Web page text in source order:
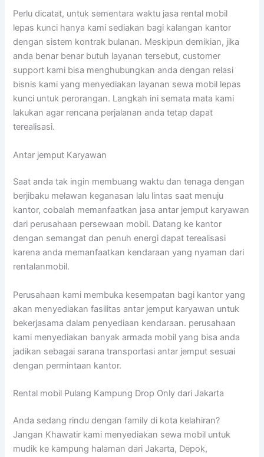
Perlu dicatat, untuk sementara waktu jasa rental mobil
lepas kunci hanya kami sediakan bagi kalangan kantor
dengan sistem kontrak bulanan. Meskipun demikian, jika
anda benar benar butuh layanan tersebut, customer
support kami bisa menghubungkan anda dengan relasi
bisnis kami yang menyediakan layanan sewa mobil lepas
kunci untuk perorangan. Langkah ini semata mata kami
lakukan agar rencana perjalanan anda tetap dapat
terealisasi.
Antar jemput Karyawan
Saat anda tak ingin membuang waktu dan tenaga dengan
berjibaku melawan keganasan lalu lintas saat menuju
kantor, cobalah memanfaatkan jasa antar jemput karyawan
dari perusahaan persewaan mobil. Datang ke kantor
dengan semangat dan penuh energi dapat terealisasi
karena anda memanfaatkan kendaraan yang nyaman dari
rentalanmobil.
Perusahaan kami membuka kesempatan bagi kantor yang
akan menyediakan fasilitas antar jemput karyawan untuk
bekerjasama dalam penyediaan kendaraan. perusahaan
kami menyediakan banyak armada mobil yang bisa anda
jadikan sebagai sarana transportasi antar jemput sesuai
dengan permintaan kantor.
Rental mobil Pulang Kampung Drop Only dari Jakarta
Anda sedang rindu dengan family di kota kelahiran?
Jangan Khawatir kami menyediakan sewa mobil untuk
mudik ke kampung halaman dari Jakarta, Depok,